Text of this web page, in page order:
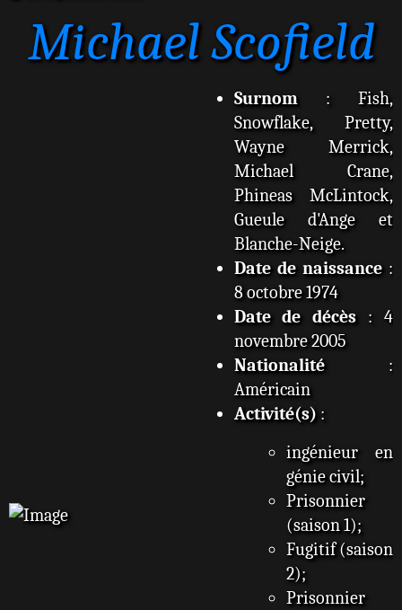
Michael Scofield
Surnom: Fish,
Snowflake, Pretty,
Wayne Merrick,
Michael Crane,
Phineas McLintock,
Gueule d'Ange et
Blanche-Neige.
Date de naissance:
8 octobre 1974
Date de décès : 4
novembre 2005
Nationalité:
Américain
Activité(s) :
ingénieur en
génie civil;
Prisonnier
(saison 1);
Fugitif (saison
2);
Prisonnier